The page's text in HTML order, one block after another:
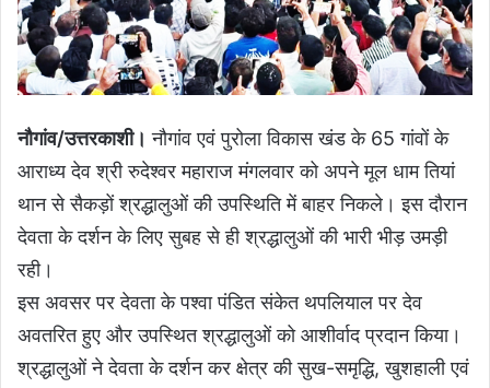
नौगांव/उत्तरकाशी। नौगांव एवं पुरोला विकास खंड के 65 गांवों के
आराध्य देव श्री रुदेश्वर महाराज मंगलवार को अपने मूल धाम तियां
थान से सैकड़ों श्रद्धालुओं की उपस्थिति में बाहर निकले। इस दौरान
देवता के दर्शन के लिए सुबह से ही श्रद्धालुओं की भारी भीड़ उमड़ी
रही।
इस अवसर पर देवता के पश्वा पंडित संकेत थपलियाल पर देव
अवतरित हुए और उपस्थित श्रद्धालुओं को आशीर्वाद प्रदान किया।
श्रद्धालुओं ने देवता के दर्शन कर क्षेत्र की सुख-समृद्धि, खुशहाली एवं